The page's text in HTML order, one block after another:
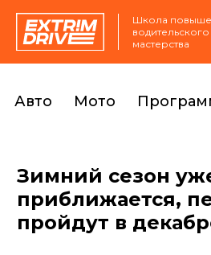
Школа
водительского
мастерства
Авто Мото
Зимний сезон
приближается,
пройдут в